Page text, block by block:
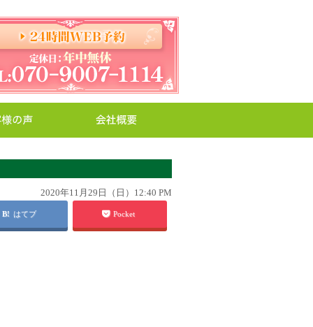
2020年11月29日（日）12:40 PM
はてブ Pocket